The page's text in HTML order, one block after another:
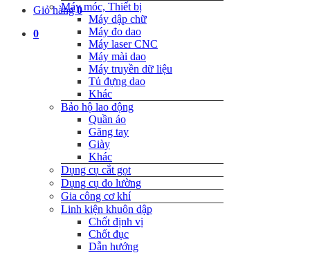
Giỏ hàng0
0
Máy móc, Thiết bị
Máy dập chữ
Máy đo dao
Máy laser CNC
Máy mài dao
Máy truyền dữ liệu
Tủ đựng dao
Khác
Bảo hộ lao động
Quần áo
Găng tay
Giày
Khác
Dụng cụ cắt gọt
Dụng cụ đo lường
Gia công cơ khí
Linh kiện khuôn dập
Chốt định vị
Chốt đục
Dẫn hướng